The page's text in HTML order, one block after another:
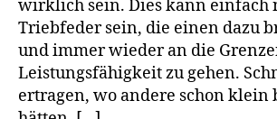
wirklich sein. Dies kann einfach
Triebfeder sein, die einen dazu
und immer wieder an die
Leistungsfähigkeit zu gehen.
ertragen, wo andere schon klein